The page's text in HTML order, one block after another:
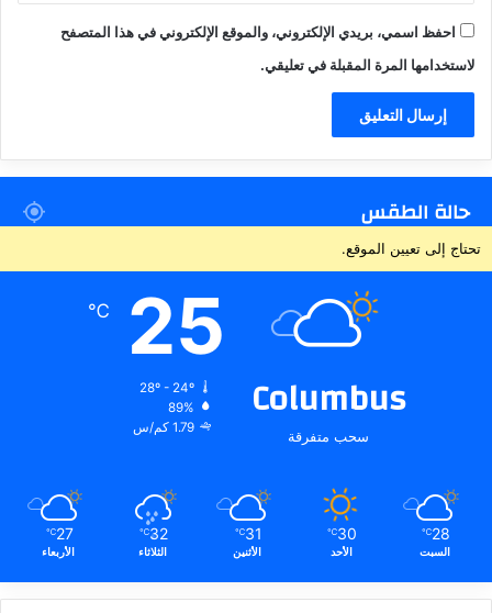
احفظ اسمي، بريدي الإلكتروني، والموقع الإلكتروني في هذا المتصفح
لاستخدامها المرة المقبلة في تعليقي.
حالة الطقس
تحتاج إلى تعيين الموقع.
Columbus
سحب متفرقة
25
℃
28º - 24º
89%
1.79 كم/س
28
℃
السبت
30
℃
الأحد
31
℃
الأثنين
32
℃
الثلاثاء
27
℃
الأربعاء